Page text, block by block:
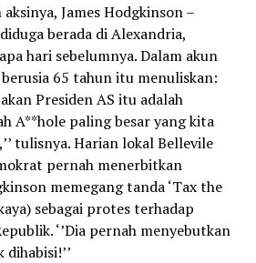
James Hodgkinson –
berada di Alexandria,
hari sebelumnya. Dalam akun
65 tahun itu menuliskan:
Presiden AS itu adalah
A**hole paling besar yang kita
tulisnya. Harian lokal Bellevile
pernah menerbitkan
memegang tanda ‘Tax the
sebagai protes terhadap
‘’Dia pernah menyebutkan